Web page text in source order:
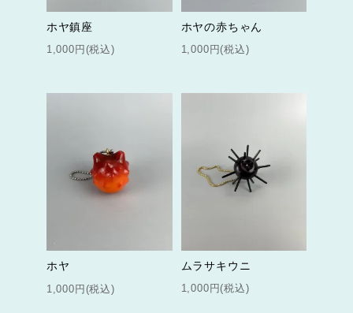
ホヤ鎮座
1,000円(税込)
ホヤの赤ちゃん
1,000円(税込)
ホヤ
1,000円(税込)
ムラサキウニ
1,000円(税込)